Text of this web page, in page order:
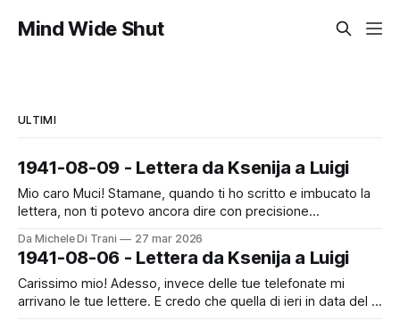
Mind Wide Shut
ULTIMI
1941-08-09 - Lettera da Ksenija a Luigi
Mio caro Muci! Stamane, quando ti ho scritto e imbucato la
lettera, non ti potevo ancora dire con precisione
potevamo aprire. Ma poco fa - per telefono - ti ho già
potuto ringraziare e laudare per acquisto ben fatto - come
anche dirti
Da Michele Di Trani 27 mar 2026
1941-08-06 - Lettera da Ksenija a Luigi
Carissimo mio! Adesso, invece delle tue telefonate mi
arrivano le tue lettere. E credo che quella di ieri in data del 2